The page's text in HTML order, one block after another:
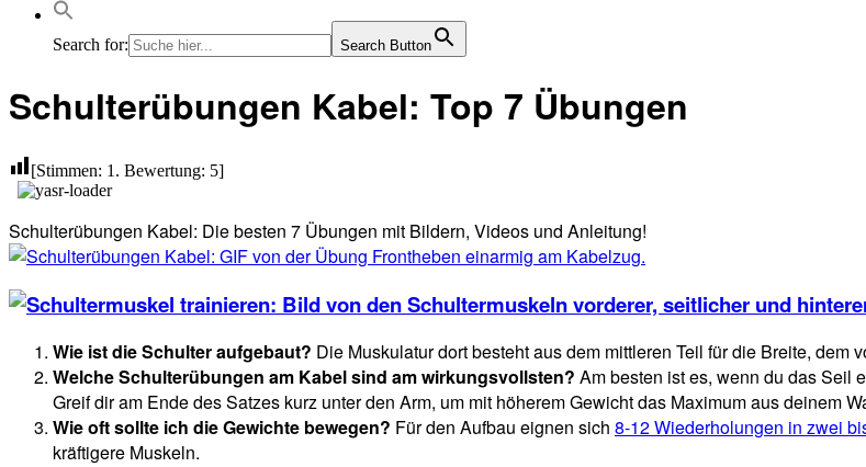
Search for: Search Button
Schulterübungen Kabel: Top 7 Übungen
[Stimmen: 1 . Bewertung: 5]
Schulterübungen Kabel: Die besten 7 Übungen mit Bildern, Videos und Anleitung!
Wie ist die Schulter aufgebaut? Die Muskulatur dort besteht aus dem mittleren Teil für die Breite,
Welche Schulterübungen am Kabel sind am wirkungsvollsten? Am besten ist es, wenn du das Seil
Greif dir am Ende des Satzes kurz unter den Arm, um mit höherem Gewicht das Maximum aus deinem
Wie oft sollte ich die Gewichte bewegen? Für den Aufbau eignen sich 8-12 Wiederholungen in zwei
kräftigere Muskeln.